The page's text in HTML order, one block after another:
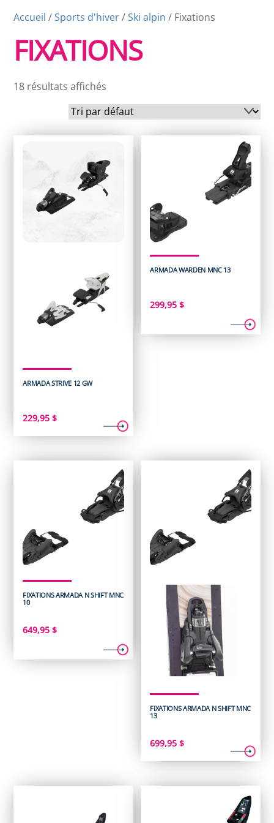
Accueil /Sports d'hiver/Ski alpin / Fixations
FIXATIONS
18 résultats affichés
ARMADA STRIVE 12 GW
229,95$
ARMADA WARDEN MNC 13
299,95$
FIXATIONS ARMADA N SHIFT MNC
10
649,95$
FIXATIONS ARMADA N SHIFT MNC
13
699,95$